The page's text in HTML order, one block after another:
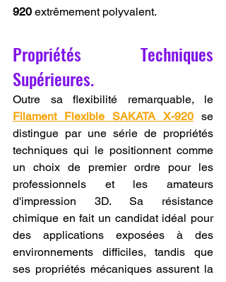
920 extrêmement polyvalent.
Propriétés Techniques
Supérieures.
Filament Flexible SAKATA X-920 se
distingue par une série de propriétés
techniques qui le positionnent comme
un choix de premier ordre pour les
professionnels et les amateurs
d'impression 3D. Sa résistance
chimique en fait un candidat idéal pour
des applications exposées à des
environnements difficiles, tandis que
ses propriétés mécaniques assurent la